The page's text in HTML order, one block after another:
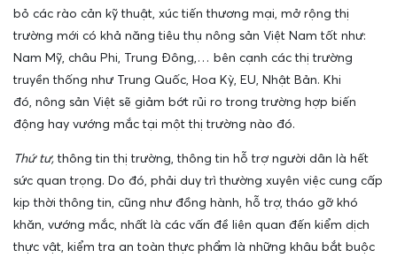
bỏ các rào cản kỹ thuật, xúc tiến thương mại, mở rộng thị
trường mới có khả năng tiêu thụ nông sản Việt Nam tốt như:
Nam Mỹ, châu Phi, Trung Đông,… bên cạnh các thị trường
truyền thống như Trung Quốc, Hoa Kỳ, EU, Nhật Bản. Khi
đó, nông sản Việt sẽ giảm bớt rủi ro trong trường hợp biến
động hay vướng mắc tại một thị trường nào đó.
Thứ tư, thông tin thị trường, thông tin hỗ trợ người dân là hết
sức quan trọng. Do đó, phải duy trì thường xuyên việc cung cấp
kịp thời thông tin, cũng như đồng hành, hỗ trợ, tháo gỡ khó
khăn, vướng mắc, nhất là các vấn đề liên quan đến kiểm dịch
thực vật, kiểm tra an toàn thực phẩm là những khâu bắt buộc